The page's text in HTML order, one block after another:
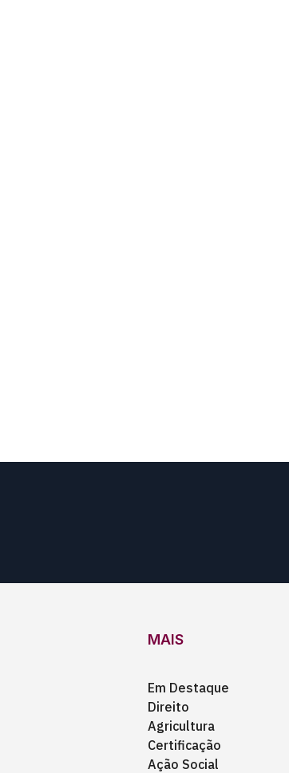
MAIS
Em Destaque
Direito
Agricultura
Certificação
Ação Social